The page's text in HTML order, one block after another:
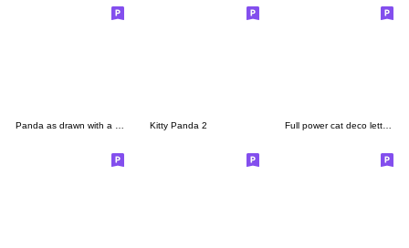
Kitty Panda 2 Full power cat deco letter pictogram set